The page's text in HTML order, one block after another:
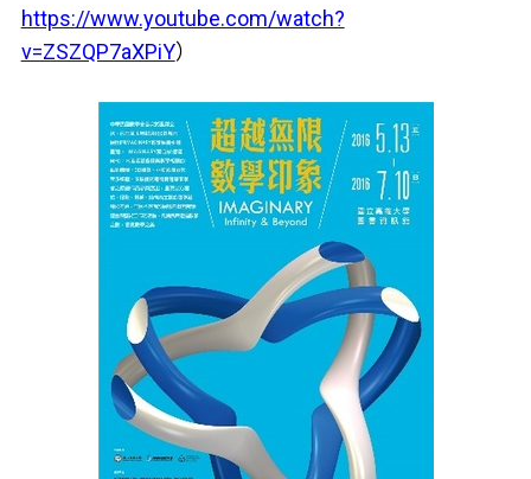
https://www.youtube.com/watch?
v=ZSZQP7aXPiY）